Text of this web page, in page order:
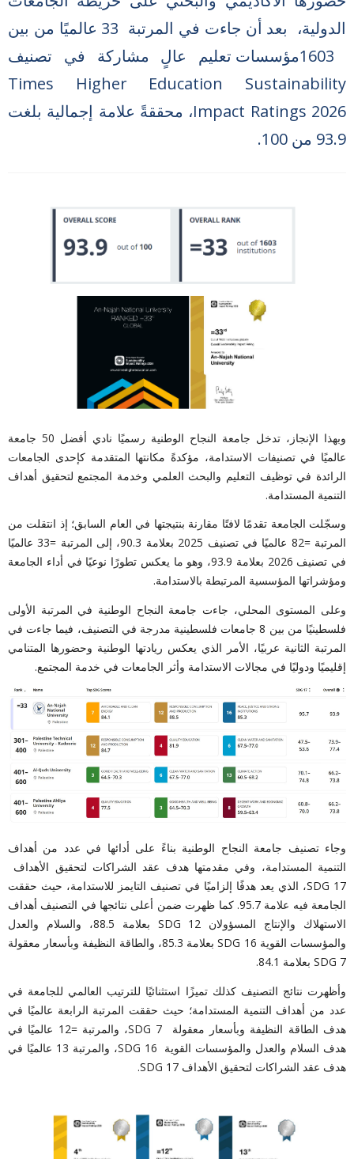
الدولية، بعد أن جاءت في المرتبة 33 عالميًا من بين
1603مؤسسات تعليم عالٍ مشاركة في تصنيف
Times Higher Education Sustainability
Impact Ratings 2026، محققةً علامة إجمالية بلغت
93.9 من 100.
وبهذا الإنجاز، تدخل جامعة النجاح الوطنية رسميًا
نادي أفضل 50 جامعة
عالميًا في تصنيفات الاستدامة، مؤكدةً مكانتها المتقدمة كإحدى الجامعات
الرائدة في توظيف التعليم والبحث العلمي وخدمة المجتمع لتحقيق أهداف
التنمية المستدامة.
وسجّلت الجامعة تقدمًا لافتًا مقارنة بنتيجتها في العام السابق؛ إذ انتقلت من
المرتبة
=82 عالميًا في تصنيف 2025 بعلامة 90.3، إلى المرتبة =33 عالميًا
في تصنيف 2026 بعلامة 93.9، وهو ما يعكس تطورًا نوعيًا في أداء الجامعة
ومؤشراتها المؤسسية المرتبطة بالاستدامة.
وعلى المستوى المحلي، جاءت جامعة النجاح الوطنية في المرتبة الأولى
فلسطينيًا من بين 8 جامعات فلسطينية مدرجة في التصنيف، فيما جاءت في
المرتبة الثانية عربيًا، الأمر الذي يعكس ريادتها الوطنية وحضورها المتنامي
إقليميًا ودوليًا في مجالات الاستدامة وأثر الجامعات في خدمة المجتمع.
وجاء تصنيف جامعة النجاح الوطنية بناءً على أدائها في عدد من أهداف
التنمية المستدامة، وفي مقدمتها هدف عقد الشراكات لتحقيق الأهداف
SDG 17، الذي يعد هدفًا إلزاميًا في تصنيف التايمز للاستدامة، حيث حققت
الجامعة فيه علامة 95.7. كما ظهرت ضمن أعلى نتائجها في التصنيف أهداف
الاستهلاك والإنتاج المسؤولان SDG 12 بعلامة 88.5، والسلام والعدل
والمؤسسات القوية SDG 16 بعلامة 85.3، والطاقة النظيفة وبأسعار معقولة
SDG 7 بعلامة 84.1.
وأظهرت نتائج التصنيف كذلك تميزًا استثنائيًا للترتيب العالمي للجامعة في
عدد من أهداف التنمية المستدامة؛ حيث حققت المرتبة الرابعة عالميًا في
هدف الطاقة النظيفة وبأسعار معقولة SDG 7، والمرتبة =12 عالميًا في
هدف السلام والعدل والمؤسسات القوية SDG 16، والمرتبة 13 عالميًا في
هدف عقد الشراكات لتحقيق الأهداف SDG 17.